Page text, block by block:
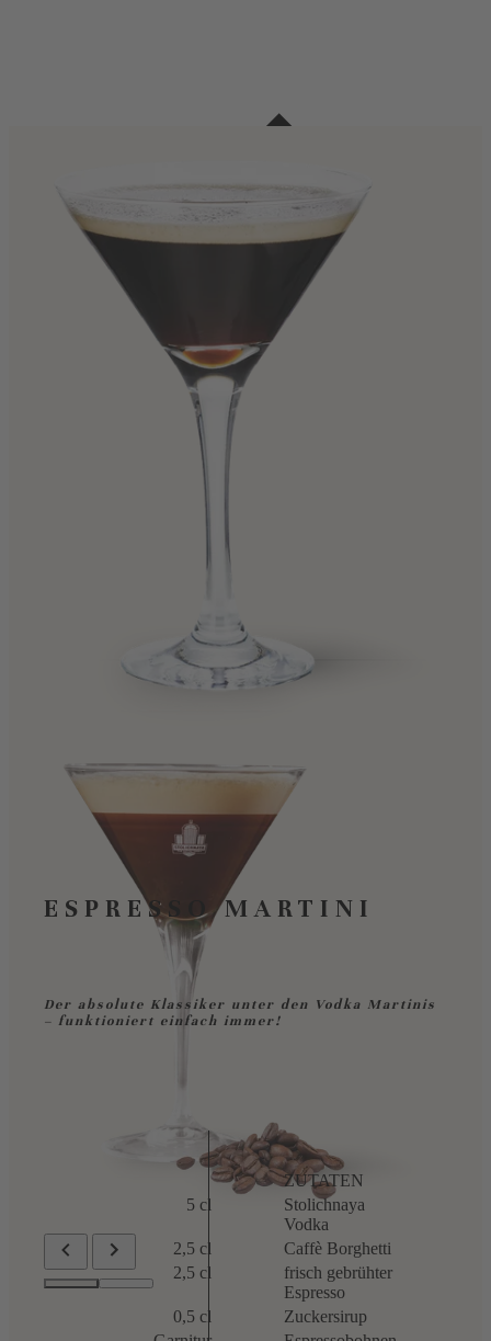
ESPRESSO MARTINI
Der absolute Klassiker unter den Vodka Martinis
– funktioniert einfach immer!
ZUTATEN
5 cl
Stolichnaya
Vodka
2,5 cl
Caffè Borghetti
2,5 cl
frisch gebrühter
Espresso
0,5 cl
Zuckersirup